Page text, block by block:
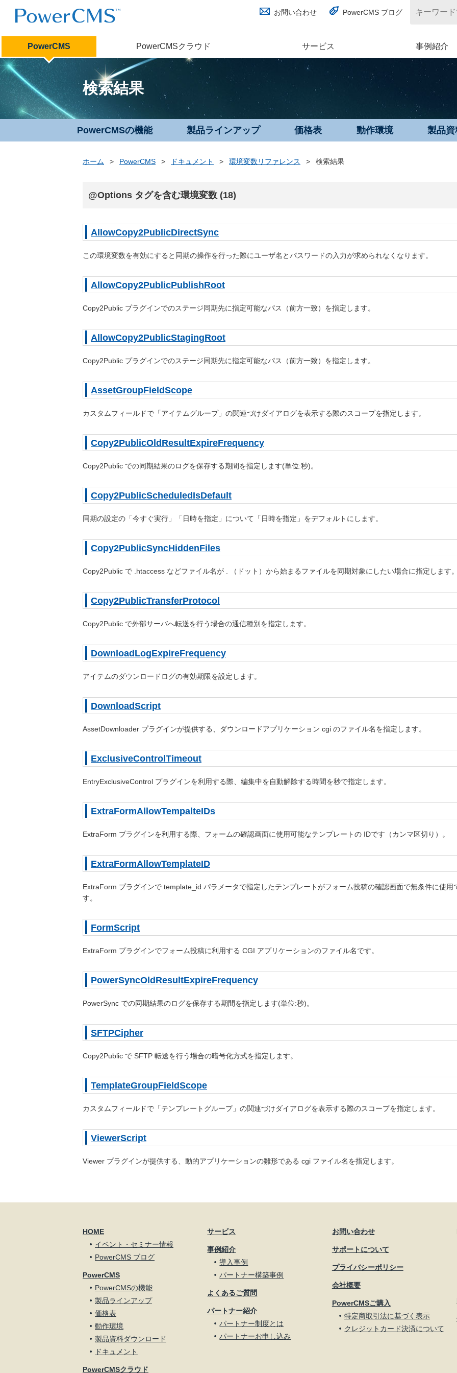
お問い合わせ PowerCMS ブログ
PowerCMS PowerCMSクラウド サービス 事例紹介
(別ウィンドウで開く)
検索結果
PowerCMSの機能 製品ラインアップ 価格表 動作環境 製品
ホーム > PowerCMS > ドキュメント > 環境変数リファレンス > 検索結果
@Options タグを含む環境変数 (18)
AllowCopy2PublicDirectSync
この環境変数を有効にすると同期の操作を行った際にユーザ名とパスワードの入力が求められなくなります。
AllowCopy2PublicPublishRoot
Copy2Public プラグインでのステージ同期先に指定可能なパス（前方一致）を指定します。
AllowCopy2PublicStagingRoot
Copy2Public プラグインでのステージ同期先に指定可能なパス（前方一致）を指定します。
AssetGroupFieldScope
カスタムフィールドで「アイテムグループ」の関連づけダイアログを表示する際のスコープを指定します。
Copy2PublicOldResultExpireFrequency
Copy2Public での同期結果のログを保存する期間を指定します(単位:秒)。
Copy2PublicScheduledIsDefault
同期の設定の「今すぐ実行」「日時を指定」について「日時を指定」をデフォルトにします。
Copy2PublicSyncHiddenFiles
Copy2Public で .htaccess などファイル名が . （ドット）から始まるファイルを同期対象にしたい場合に指定します
Copy2PublicTransferProtocol
Copy2Public で外部サーバへ転送を行う場合の通信種別を指定します。
DownloadLogExpireFrequency
アイテムのダウンロードログの有効期限を設定します。
DownloadScript
AssetDownloader プラグインが提供する、ダウンロードアプリケーション cgi のファイル名を指定します。
ExclusiveControlTimeout
EntryExclusiveControl プラグインを利用する際、編集中を自動解除する時間を秒で指定します。
ExtraFormAllowTempalteIDs
ExtraForm プラグインを利用する際、フォームの確認画面に使用可能なテンプレートの IDです（カンマ区切り）。
ExtraFormAllowTemplateID
ExtraForm プラグインで template_id パラメータで指定したテンプレートがフォーム投稿の確認画面で無条件に使用
す。
FormScript
ExtraForm プラグインでフォーム投稿に利用する CGI アプリケーションのファイル名です。
PowerSyncOldResultExpireFrequency
PowerSync での同期結果のログを保存する期間を指定します(単位:秒)。
SFTPCipher
Copy2Public で SFTP 転送を行う場合の暗号化方式を指定します。
TemplateGroupFieldScope
カスタムフィールドで「テンプレートグループ」の関連づけダイアログを表示する際のスコープを指定します。
ViewerScript
Viewer プラグインが提供する、動的アプリケーションの雛形である cgi ファイル名を指定します。
HOME
イベント・セミナー情報
PowerCMS ブログ
PowerCMS
PowerCMSの機能
製品ラインアップ
価格表
動作環境
製品資料ダウンロード
ドキュメント
PowerCMSクラウド
サービス
事例紹介
導入事例
パートナー構築事例
よくあるご質問
パートナー紹介
パートナー制度とは
パートナーお申し込み
お問い合わせ
サポートについて
プライバシーポリシー
会社概要
PowerCMSご購入
特定商取引法に基づく表示
クレジットカード決済について